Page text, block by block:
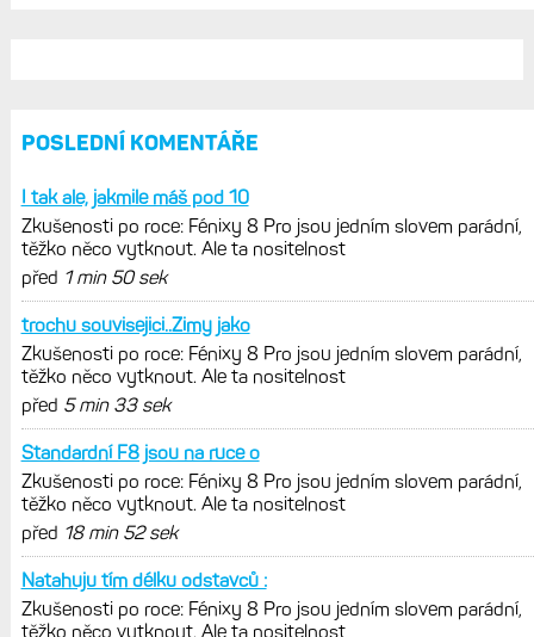
Model Fénix 9 ve třech variantách.
Základ, Pro a inReach. Přijde i menší
verze 43 mm a také solární MIP